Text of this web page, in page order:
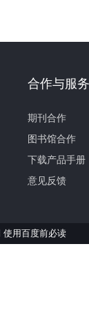
合作与服务
期刊合作
图书馆合作
下载产品手册
意见反馈
使用百度前必读